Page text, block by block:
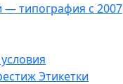
типография с 2007
Этикетки